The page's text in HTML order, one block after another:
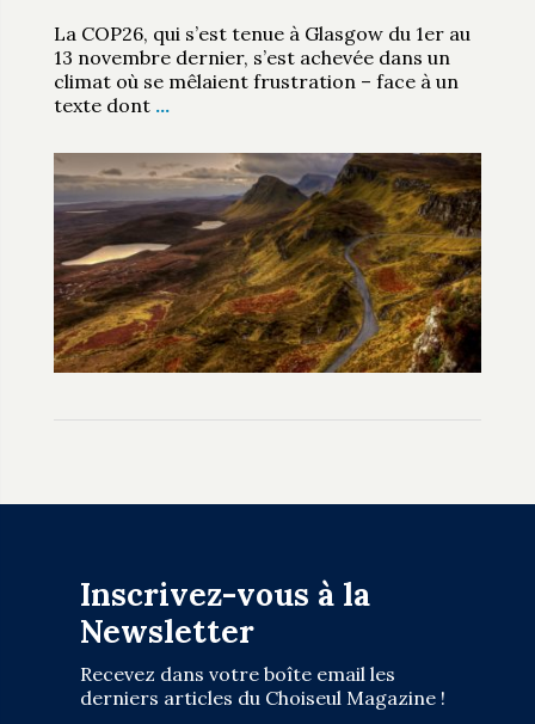
La COP26, qui s’est tenue à Glasgow du 1er au
13 novembre dernier, s’est achevée dans un
climat où se mêlaient frustration – face à un
texte dont …
Inscrivez-vous à la
Newsletter
Recevez dans votre boîte email les
derniers articles du Choiseul Magazine !